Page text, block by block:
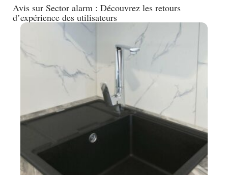
Avis sur Sector alarm : Découvrez les retours
d’expérience des utilisateurs